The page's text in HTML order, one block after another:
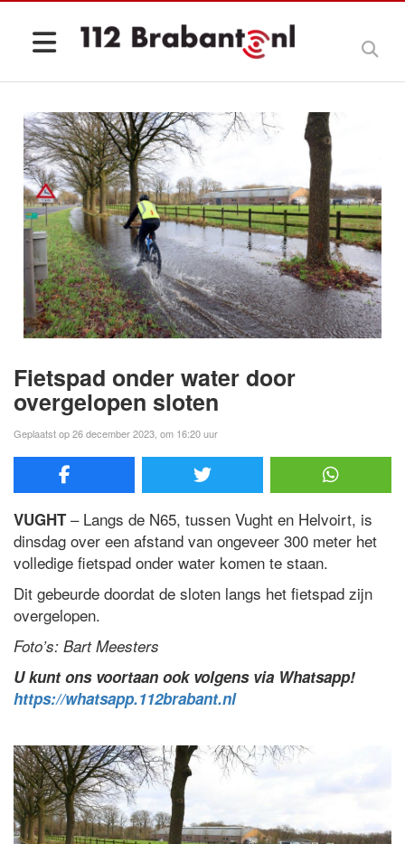
Fietspad onder water door
overgelopen sloten
Geplaatst op 26 december 2023, om 16:20 uur
VUGHT– Langs de N65, tussen Vught en Helvoirt, is
dinsdag over een afstand van ongeveer 300 meter het
volledige fietspad onder water komen te staan.
Dit gebeurde doordat de sloten langs het fietspad zijn
overgelopen.
Foto’s: Bart Meesters
U kunt ons voortaan ook volgens via Whatsapp!
https://whatsapp.112brabant.nl